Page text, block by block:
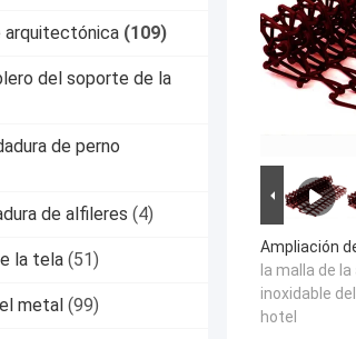
arquitectónica (109)
del soporte de la
de perno
de alfileres (4)
la tela (51)
metal (99)
Ampliación
la malla de
inoxidable
hotel